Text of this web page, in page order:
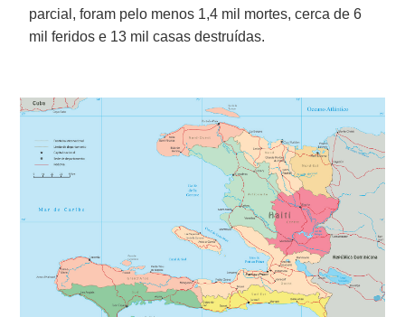
parcial, foram pelo menos 1,4 mil mortes, cerca de 6
mil feridos e 13 mil casas destruídas.